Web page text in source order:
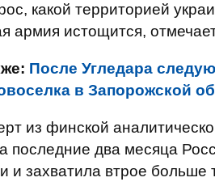
какой территорией
армия истощится,
После Угледара
в Запорожской
из финской
последние два месяца
и захватила втрое